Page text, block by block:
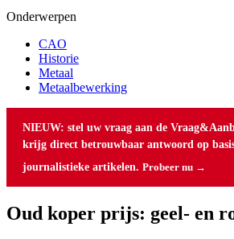
Onderwerpen
CAO
Historie
Metaal
Metaalbewerking
NIEUW: stel uw vraag aan de
krijg direct betrouwbaar antwoord op
journalistieke artikelen. Probeer nu →
Oud koper prijs: geel- en